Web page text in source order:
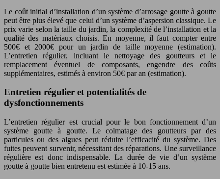
Le coût initial d’installation d’un système d’arrosage goutte à goutte
peut être plus élevé que celui d’un système d’aspersion classique. Le
prix varie selon la taille du jardin, la complexité de l’installation et la
qualité des matériaux choisis. En moyenne, il faut compter entre
500€ et 2000€ pour un jardin de taille moyenne (estimation).
L’entretien régulier, incluant le nettoyage des goutteurs et le
remplacement éventuel de composants, engendre des coûts
supplémentaires, estimés à environ 50€ par an (estimation).
Entretien régulier et potentialités de
dysfonctionnements
L’entretien régulier est crucial pour le bon fonctionnement d’un
système goutte à goutte. Le colmatage des goutteurs par des
particules ou des algues peut réduire l’efficacité du système. Des
fuites peuvent survenir, nécessitant des réparations. Une surveillance
régulière est donc indispensable. La durée de vie d’un système
goutte à goutte bien entretenu est estimée à 10-15 ans.